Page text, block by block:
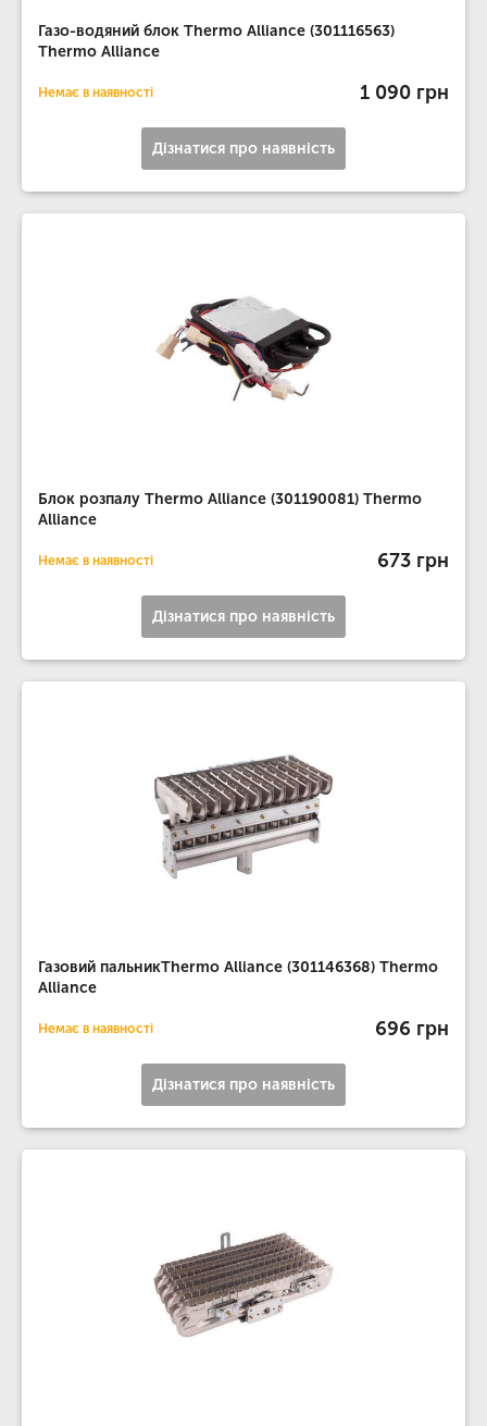
Газо-водяний блок Thermo Alliance (301116563)
Thermo Alliance
Немає в наявності 1 090 грн
Дізнатися про наявність
Блок розпалу Thermo Alliance (301190081) Thermo
Alliance
Немає в наявності 673 грн
Дізнатися про наявність
Газовий пальникThermo Alliance (301146368) Thermo
Alliance
Немає в наявності 696 грн
Дізнатися про наявність